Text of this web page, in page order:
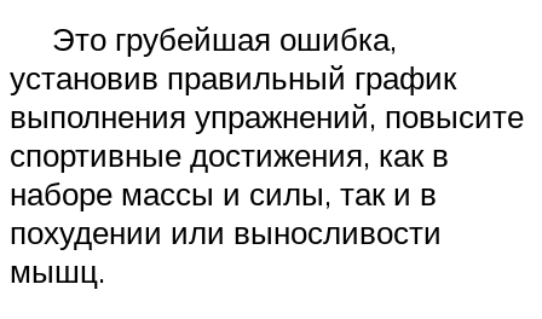
Это грубейшая ошибка,
установив правильный график
выполнения упражнений, повысите
спортивные достижения, как в
наборе массы и силы, так и в
похудении или выносливости
мышц.